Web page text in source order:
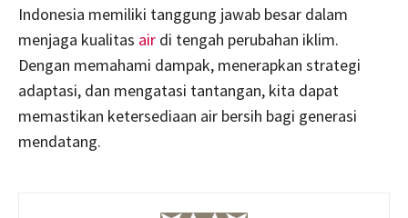
Indonesia memiliki tanggung jawab besar dalam
menjaga kualitas air di tengah perubahan iklim.
Dengan memahami dampak, menerapkan strategi
adaptasi, dan mengatasi tantangan, kita dapat
memastikan ketersediaan air bersih bagi generasi
mendatang.